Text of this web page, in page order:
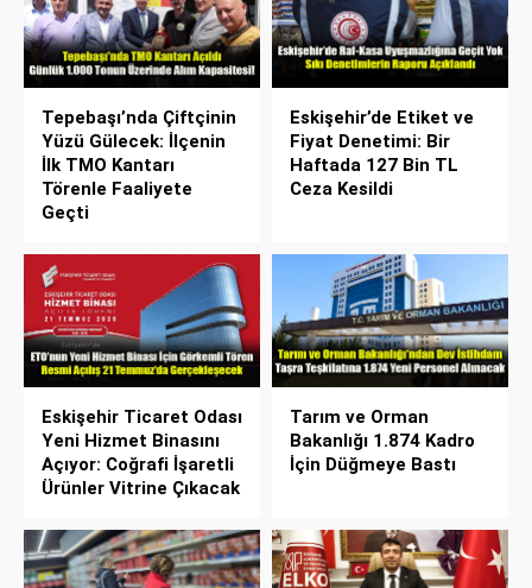
Tepebaşı’nda Çiftçinin
Yüzü Gülecek: İlçenin
İlk TMO Kantarı
Törenle Faaliyete
Geçti
Eskişehir’de Etiket ve
Fiyat Denetimi: Bir
Haftada 127 Bin TL
Ceza Kesildi
Eskişehir Ticaret Odası
Yeni Hizmet Binasını
Açıyor: Coğrafi İşaretli
Ürünler Vitrine Çıkacak
Tarım ve Orman
Bakanlığı 1.874 Kadro
İçin Düğmeye Bastı